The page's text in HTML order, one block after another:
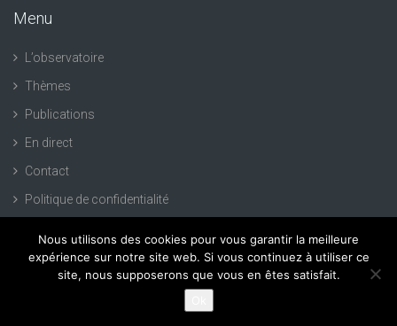
Menu
L’observatoire
Thèmes
Publications
En direct
Contact
Politique de confidentialité
Nous utilisons des cookies pour vous garantir la meilleure
expérience sur notre site web. Si vous continuez à utiliser ce
site, nous supposerons que vous en êtes satisfait.